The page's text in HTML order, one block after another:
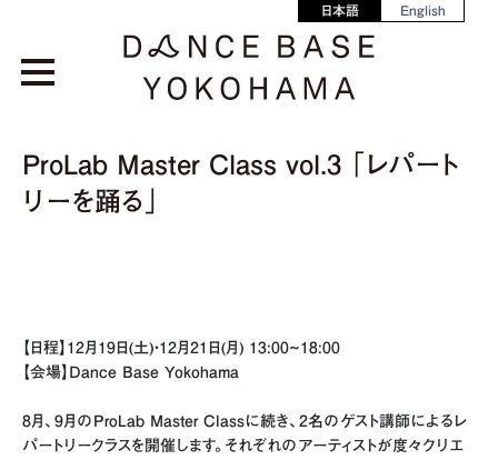
日本語 English
ProLab Master Class vol.3 「レパート
リーを踊る」
【日程】12月19日(土)・12月21日(月) 13:00~18:00
【会場】Dance Base Yokohama
8月、9月のProLab Master Classに続き、2名のゲスト講師によるレ
パートリークラスを開催します。それぞれのアーティストが度々クリエ